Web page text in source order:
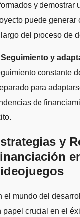
y demostrar
puede generar
del proceso de
Seguimiento y
constante
para
de
y
el mundo del
papel crucial en el